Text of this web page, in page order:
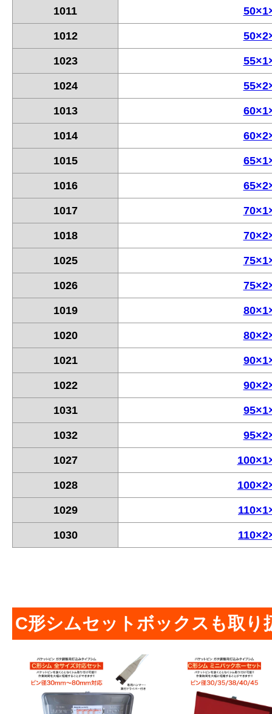
1011
1012
1023
1024
1013
1014
1015
1016
1017
1018
1025
1026
1019
1020
1021
1022
1031
1032
1027
1028
1029
1030
C形シムセットボックスも取り